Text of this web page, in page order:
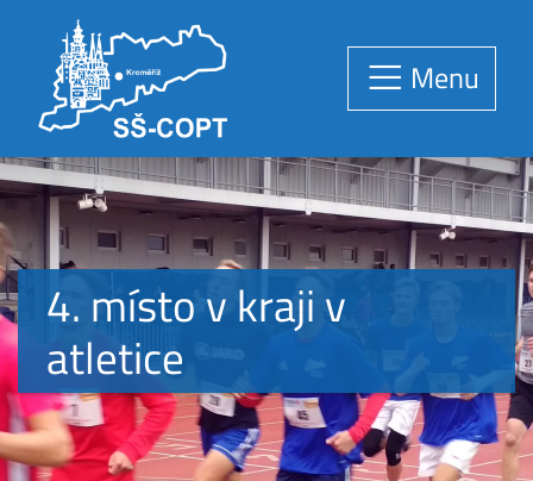
Menu
4. místo v kraji v
atletice